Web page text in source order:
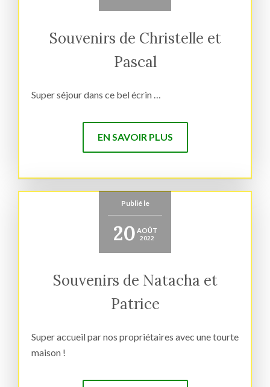
Souvenirs de Christelle et
Pascal
Super séjour dans ce bel écrin …
EN SAVOIR PLUS
Publié le
20 AOÛT
2022
Souvenirs de Natacha et
Patrice
Super accueil par nos propriétaires avec une tourte
maison !